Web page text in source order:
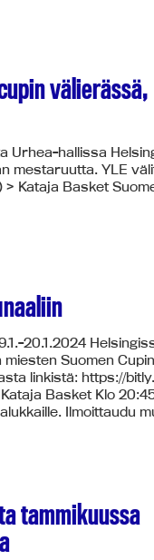
välierässä,
Urhea-hallissa
mestaruutta. YLE
> Kataja Basket
20.1.2024
Suomen Cupin
linkistä: https://
Basket Klo
Ilmoittaudu
tammikuussa